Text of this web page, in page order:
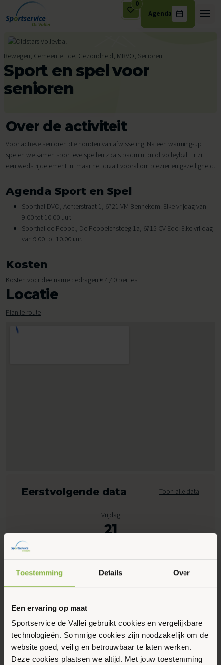
Toestemming Details Over
Een ervaring op maat
Sportservice de Vallei gebruikt cookies en vergelijkbare
technologieën. Sommige cookies zijn noodzakelijk om de
website goed, veilig en betrouwbaar te laten werken.
Deze cookies plaatsen we altijd. Met jouw toestemming
Ga naar de inhoud
0
Agenda
Bewegen, Gemeente Ede, Gezondheid, MBVO, Senioren
Sport en spel voor
senioren
Over de activiteit
Voor actieve senioren die houden van afwisseling. Na een warming-up
spelen we samen sportieve spellen zoals badminton of volleybal. Er zit
een wedstrijdelement in, maar het draait vooral om plezier en gezelligheid.
Agenda Sport en Spel
Sporthal DVO, Achterstraat 1, 6721 VM Bennekom. Elke vrijdag van
9.00 tot 10.00 uur.
Sporthal de Peppel, De Peppelensteeg 1a, 6715 CV Ede. Elke vrijdag
van 9.00 tot 10.00 uur.
Kosten
Kosten voor deelname bedragen € 4,40 per les.
Locatie
Plan je route
Eerstvolgende data Toon alle data
Vrijdag
21
09:00 - 10:00
Peppelensteeg 1, Ede
Maak favoriet
Gerelateerde activiteiten